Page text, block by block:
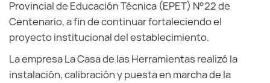
Provincial de Educación Técnica (EPET) N°22 de
Centenario, a fin de continuar fortaleciendo el
proyecto institucional del establecimiento.
La empresa La Casa de las Herramientas realizó la
instalación, calibración y puesta en marcha de la